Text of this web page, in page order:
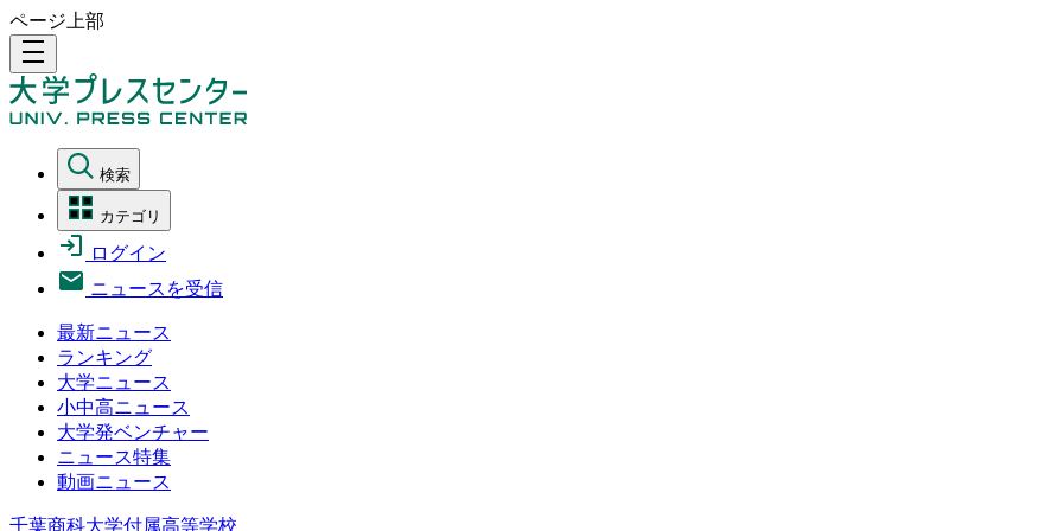
ページ上部
density_medium
検索
カテゴリ
ログイン
ニュースを受信
最新ニュース
ランキング
大学ニュース
小中高ニュース
大学発ベンチャー
ニュース特集
動画ニュース
千葉商科大学付属高等学校